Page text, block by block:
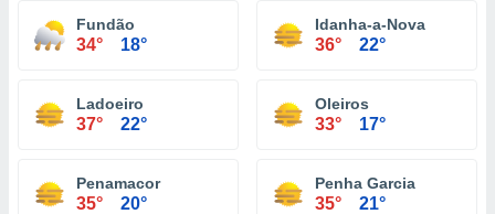
Fundão
34° 18°
Idanha-a-Nova
36° 22°
Ladoeiro
37° 22°
Oleiros
33° 17°
Penamacor
35° 20°
Penha Garcia
35° 21°